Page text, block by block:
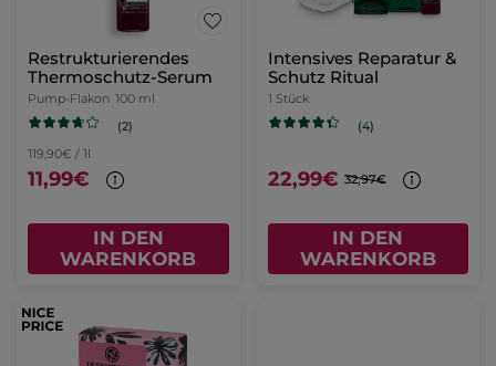
Restrukturierendes
Thermoschutz-Serum
Pump-Flakon 100 ml
(2)
119,90€ / 1l
11,99€
IN DEN
WARENKORB
Intensives Reparatur &
Schutz Ritual
1 Stück
(4)
22,99€ 32,97€
IN DEN
WARENKORB